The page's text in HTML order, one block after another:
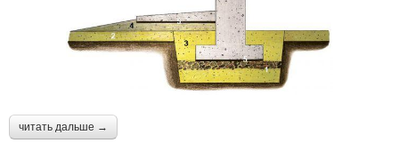
читать дальше →